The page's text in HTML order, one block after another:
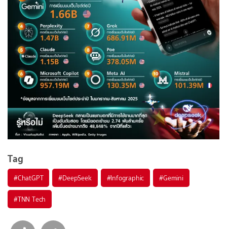
Tag
#ChatGPT #DeepSeek #Infographic #Gemini
#TNN Tech